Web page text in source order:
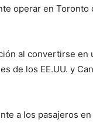
operar en Toronto
al convertirse en
de los EE.UU. y
a los pasajeros